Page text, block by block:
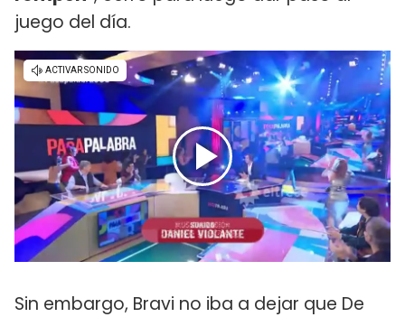
juego del día.
Sin embargo, Bravi no iba a dejar que De